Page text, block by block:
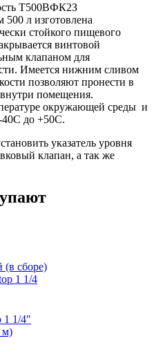
Т500ВФК2З
л изготовлена
стойкого пищевого
винтовой
клапаном для
Имеется нижним сливом
позволяют пронести в
помещения.
окружающей среды и
до +50С.
указатель уровня
клапан, а так же
(в сборе)
1 1/4"